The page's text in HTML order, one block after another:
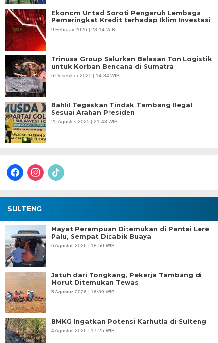
Ekonom Untad Soroti Pengaruh Lembaga
Pemeringkat Kredit terhadap Iklim Investasi
9 Februari 2026 | 23:14 WIB
Trinusa Group Salurkan Belasan Ton Logistik
untuk Korban Bencana di Sumatra
6 Desember 2025 | 14:34 WIB
Bahlil Tegaskan Tindak Tambang Ilegal
Sesuai Arahan Presiden
25 Agustus 2025 | 21:43 WIB
facebookinstagram
tiktok
SULTENG
Mayat Perempuan Ditemukan di Pantai Lere
Palu, Sempat Dicabik Buaya
6 Agustus 2026 | 18:50 WIB
Jatuh dari Tongkang, Pekerja Tambang di
Morut Ditemukan Tewas
5 Agustus 2026 | 16:39 WIB
BMKG Ingatkan Potensi Karhutla di Sulteng
4 Agustus 2026 | 17:25 WIB